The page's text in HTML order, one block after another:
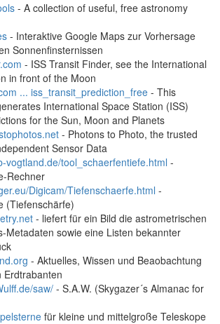
- A collection of useful, free astronomy
- Interaktive Google Maps zur Vorhersage
Sonnenfinsternissen
- ISS Transit Finder, see the International
in front of the Moon
... iss_transit_prediction_free - This
International Space Station (ISS)
for the Sun, Moon and Planets
- Photons to Photo, the trusted
Sensor Data
vogtland.de/tool_schaerfentiefe.html -
Rechner
Digicam/Tiefenschaerfe.html -
(Tiefenschärfe)
- liefert für ein Bild die astrometrischen
Metadaten sowie eine Listen bekannter
- Aktuelles, Wissen und Beaobachtung
Erdtrabanten
saw/ - S.A.W. (Skygazer´s Almanac for
für kleine und mittelgroße Teleskope